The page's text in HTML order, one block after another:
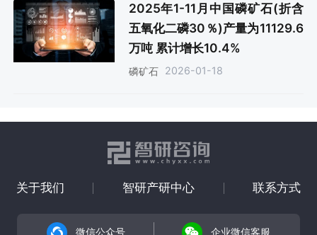
2025年1-11月中国磷矿石(折含
五氧化二磷30％)产量为11129.6
万吨 累计增长10.4%
磷矿石 2026-01-18
关于我们 智研产研中心 联系方式
微信公众号 企业微信客服